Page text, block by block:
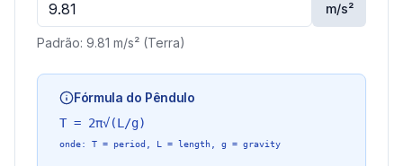
m/s²
Padrão: 9.81 m/s² (Terra)
Fórmula do Pêndulo
T = 2π√(L/g)
onde: T = period, L = length, g = gravity